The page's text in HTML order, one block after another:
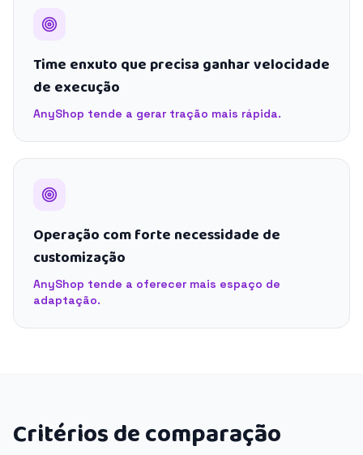
Time enxuto que precisa ganhar velocidade
de execução
AnyShop tende a gerar tração mais rápida.
Operação com forte necessidade de
customização
AnyShop tende a oferecer mais espaço de
adaptação.
Critérios de comparação